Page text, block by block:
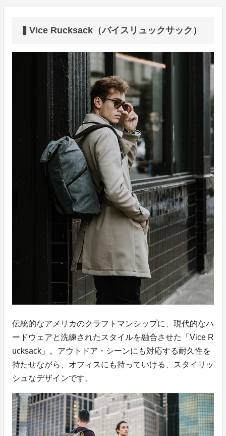
▍Vice Rucksack（バイスリュックサック）
伝統的なアメリカのクラフトマンシップに、現代的なハ
ードウェアと洗練されたスタイルを融合させた「Vice R
ucksack」。アウトドア・シーンにも対応する耐久性を
持たせながら、オフィスにも持っていける、スタイリッ
シュなデザインです。